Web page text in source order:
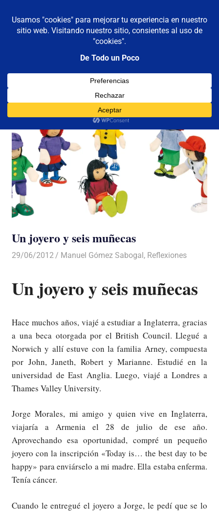
contenido
De todo un poco
Reflexiones,
Viajes
MENÚ
Un joyero y seis muñecas
29/06/2012 Luis Castellanos
Manuel Gómez Sabogal, Reflexiones
Un joyero y seis muñecas
Hace muchos años, viajé a estudiar a Inglaterra, gracias
a una beca otorgada por el British Council. Llegué a
Norwich y allí estuve con la familia Arney, compuesta
por John, Janeth, Robert y Marianne. Estudié en la
universidad de East Anglia. Luego, viajé a Londres a
Thames Valley University.
Jorge Morales, mi amigo y quien vive en Inglaterra,
viajaría a Armenia el 28 de julio de ese año.
Aprovechando esa oportunidad, compré un pequeño
joyero con la inscripción «Today is… the best day to be
happy» para enviárselo a mi madre. Ella estaba enferma.
Tenía cáncer.
Cuando le entregué el joyero a Jorge, le pedí que se lo